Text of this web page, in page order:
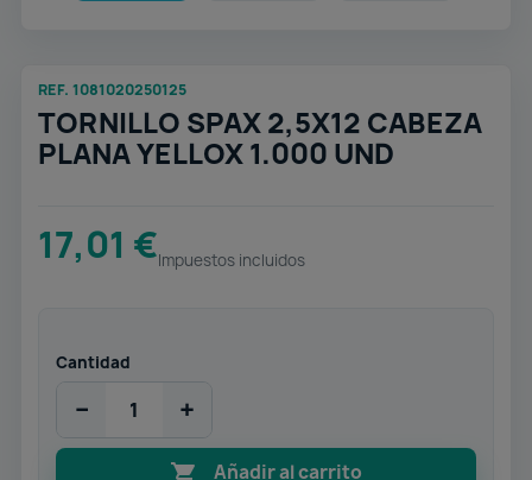
REF. 1081020250125
TORNILLO SPAX 2,5X12 CABEZA
PLANA YELLOX 1.000 UND
17,01 €Impuestos incluidos
Cantidad
− +
 Añadir al carrito